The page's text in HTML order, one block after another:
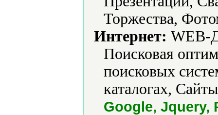
Торжества,
Интернет: WEB-
Поисковая
поисковых
каталогах,
Google, Jquery,